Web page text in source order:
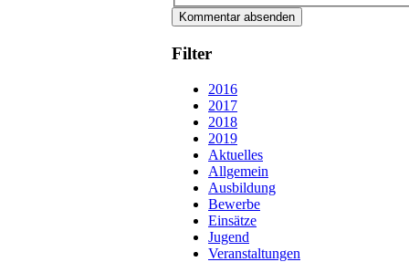
Kommentar absenden
Filter
2016
2017
2018
2019
Aktuelles
Allgemein
Ausbildung
Bewerbe
Einsätze
Jugend
Veranstaltungen